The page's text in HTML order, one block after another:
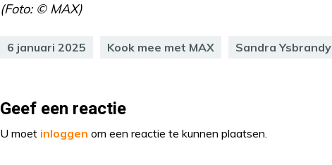
(Foto: © MAX)
6 januari 2025 Kook mee met MAX Sandra Ysbrandy
Geef een reactie
U moet inloggen om een reactie te kunnen plaatsen.